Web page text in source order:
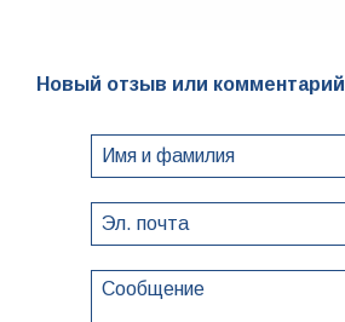
Новый отзыв или комментарий